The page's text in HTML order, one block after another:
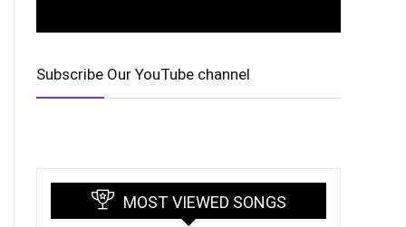
Subscribe Our YouTube channel
MOST VIEWED SONGS